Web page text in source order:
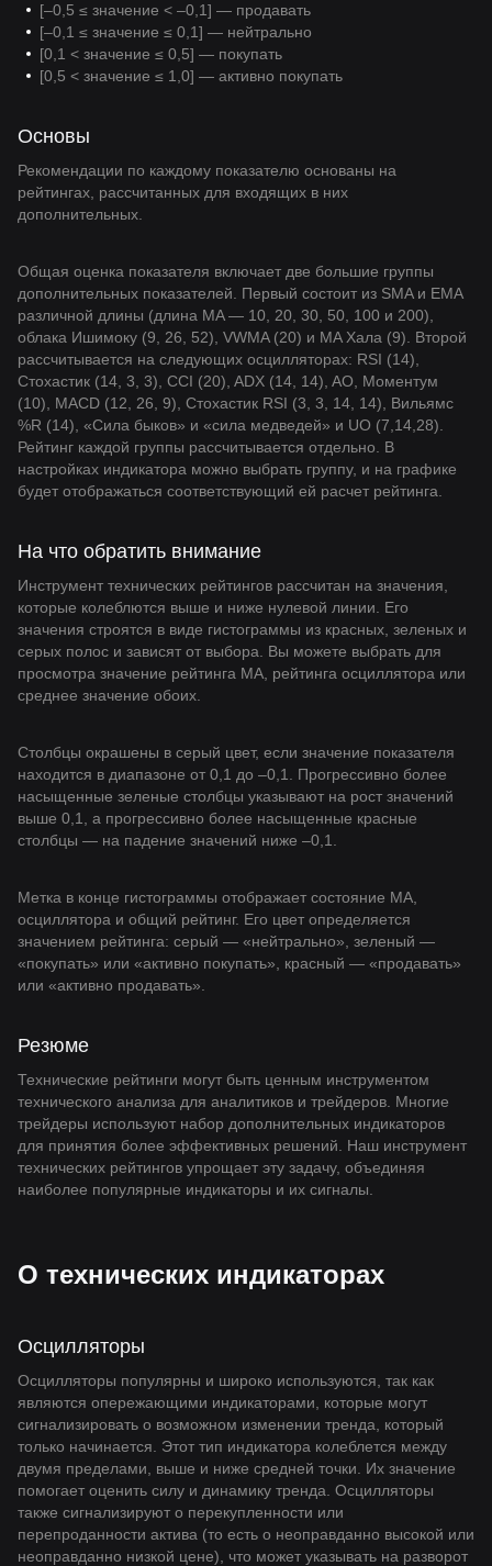
[–0,5 ≤ значение < –0,1] — продавать
[–0,1 ≤ значение ≤ 0,1] — нейтрально
[0,1 < значение ≤ 0,5] — покупать
[0,5 < значение ≤ 1,0] — активно покупать
Основы
Рекомендации по каждому показателю основаны на
рейтингах, рассчитанных для входящих в них
дополнительных.
Общая оценка показателя включает две большие группы
дополнительных показателей. Первый состоит из SMA и EMA
различной длины (длина MA — 10, 20, 30, 50, 100 и 200),
облака Ишимоку (9, 26, 52), VWMA (20) и MA Хала (9). Второй
рассчитывается на следующих осцилляторах: RSI (14),
Стохастик (14, 3, 3), CCI (20), ADX (14, 14), AO, Моментум
(10), MACD (12, 26, 9), Стохастик RSI (3, 3, 14, 14), Вильямс
%R (14), «Сила быков» и «сила медведей» и UO (7,14,28).
Рейтинг каждой группы рассчитывается отдельно. В
настройках индикатора можно выбрать группу, и на графике
будет отображаться соответствующий ей расчет рейтинга.
На что обратить внимание
Инструмент технических рейтингов рассчитан на значения,
которые колеблются выше и ниже нулевой линии. Его
значения строятся в виде гистограммы из красных, зеленых и
серых полос и зависят от выбора. Вы можете выбрать для
просмотра значение рейтинга MA, рейтинга осциллятора или
среднее значение обоих.
Столбцы окрашены в серый цвет, если значение показателя
находится в диапазоне от 0,1 до –0,1. Прогрессивно более
насыщенные зеленые столбцы указывают на рост значений
выше 0,1, а прогрессивно более насыщенные красные
столбцы — на падение значений ниже –0,1.
Метка в конце гистограммы отображает состояние МА,
осциллятора и общий рейтинг. Его цвет определяется
значением рейтинга: серый — «нейтрально», зеленый —
«покупать» или «активно покупать», красный — «продавать»
или «активно продавать».
Резюме
Технические рейтинги могут быть ценным инструментом
технического анализа для аналитиков и трейдеров. Многие
трейдеры используют набор дополнительных индикаторов
для принятия более эффективных решений. Наш инструмент
технических рейтингов упрощает эту задачу, объединяя
наиболее популярные индикаторы и их сигналы.
О технических индикаторах
Осцилляторы
Осцилляторы популярны и широко используются, так как
являются опережающими индикаторами, которые могут
сигнализировать о возможном изменении тренда, который
только начинается. Этот тип индикатора колеблется между
двумя пределами, выше и ниже средней точки. Их значение
помогает оценить силу и динамику тренда. Осцилляторы
также сигнализируют о перекупленности или
перепроданности актива (то есть о неоправданно высокой или
неоправданно низкой цене), что может указывать на разворот